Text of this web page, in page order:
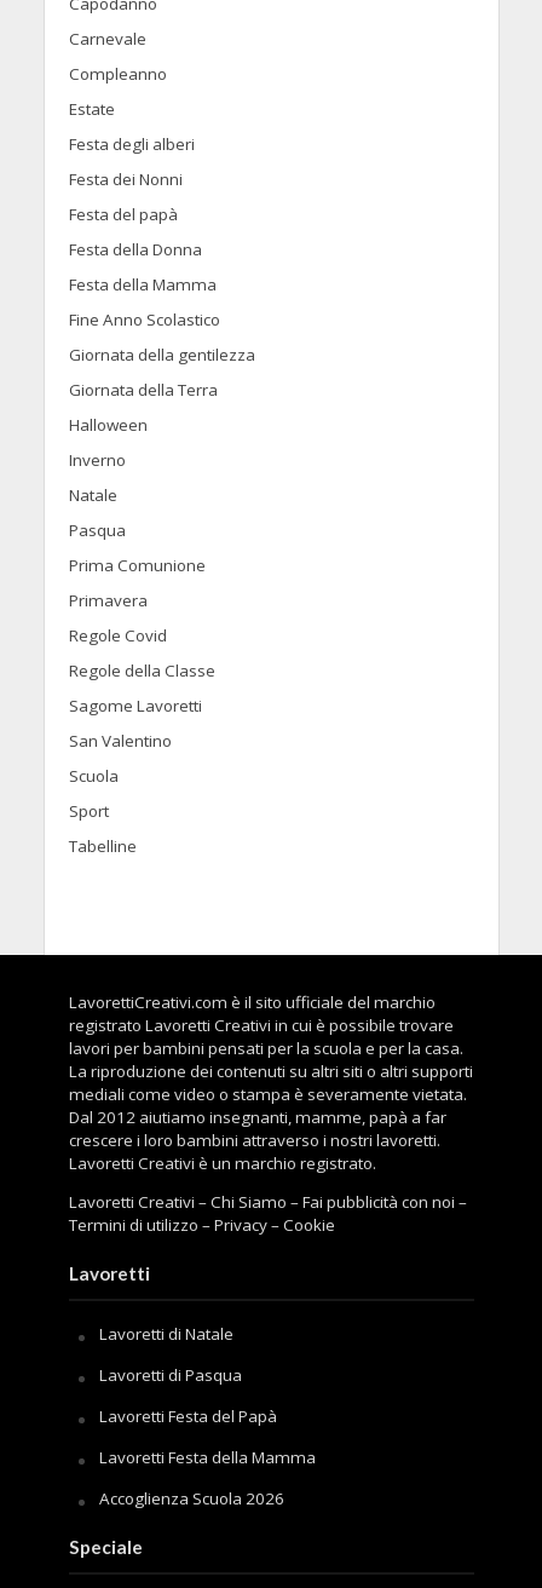
Carnevale
Compleanno
Estate
Festa degli alberi
Festa dei Nonni
Festa del papà
Festa della Donna
Festa della Mamma
Fine Anno Scolastico
Giornata della gentilezza
Giornata della Terra
Halloween
Inverno
Natale
Pasqua
Prima Comunione
Primavera
Regole Covid
Regole della Classe
Sagome Lavoretti
San Valentino
Scuola
Sport
Tabelline
LavorettiCreativi.com è il sito ufficiale del marchio
registrato Lavoretti Creativi in cui è possibile trovare
lavori per bambini pensati per la scuola e per la casa.
La riproduzione dei contenuti su altri siti o altri supporti
mediali come video o stampa è severamente vietata.
Dal 2012 aiutiamo insegnanti, mamme, papà a far
crescere i loro bambini attraverso i nostri lavoretti.
Lavoretti Creativi è un marchio registrato.
Lavoretti Creativi –Chi Siamo –Fai pubblicità con noi –
Termini di utilizzo –Privacy–Cookie
Lavoretti
Lavoretti di Natale
Lavoretti di Pasqua
Lavoretti Festa del Papà
Lavoretti Festa della Mamma
Accoglienza Scuola 2026
Speciale